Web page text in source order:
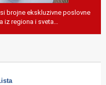
brojne ekskluzivne poslovne
iz regiona i sveta…